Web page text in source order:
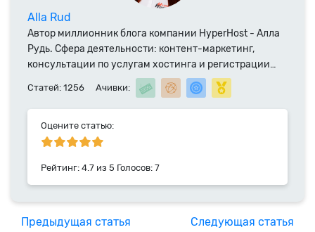
Alla Rud
Автор миллионник блога компании HyperHost - Алла
Рудь. Сфера деятельности: контент-маркетинг,
консультации по услугам хостинга и регистрации
доменных имен. Специалист компании HyperHost.UA
Статей: 1256 Ачивки:
Оцените статью:
Рейтинг: 4.7 из 5 Голосов: 7
Предыдущая статья Следующая статья